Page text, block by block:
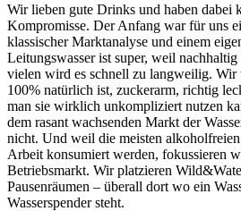
Wir lieben gute Drinks und haben dabei
Kompromisse. Der Anfang war für uns
klassischer Marktanalyse und einem
Leitungswasser ist super, weil
vielen wird es schnell zu langweilig.
100% natürlich ist, zuckerarm, richtig
man sie wirklich unkompliziert nutzen
dem rasant wachsenden Markt der
nicht. Und weil die meisten
Arbeit konsumiert werden, fokussieren
Betriebsmarkt. Wir platzieren
Pausenräumen – überall dort wo ein
Wasserspender steht.